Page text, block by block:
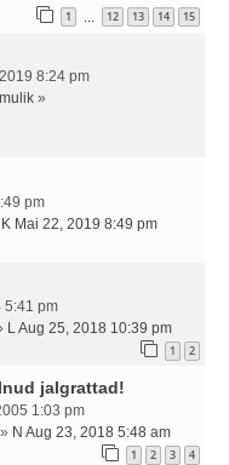
1 12 13 14 15
8:24 pm
»
pm
K Mai 22, 2019 8:49 pm
5:41 pm
L Aug 25, 2018 10:39 pm
1 2
jalgrattad!
1:03 pm
» N Aug 23, 2018 5:48 am
1 2 3 4